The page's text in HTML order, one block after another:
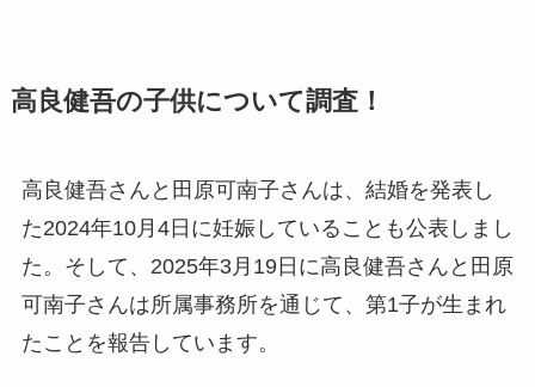
高良健吾の子供について調査！
高良健吾さんと田原可南子さんは、結婚を発表し
た2024年10月4日に妊娠していることも公表しまし
た。そして、2025年3月19日に高良健吾さんと田原
可南子さんは所属事務所を通じて、第1子が生まれ
たことを報告しています。